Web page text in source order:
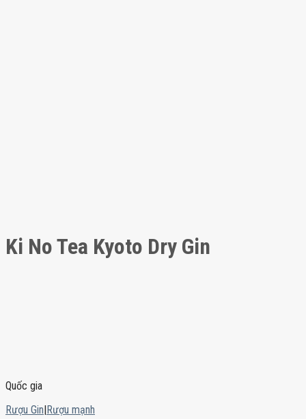
Ki No Tea Kyoto Dry Gin
Quốc gia
Rượu Gin|Rượu mạnh